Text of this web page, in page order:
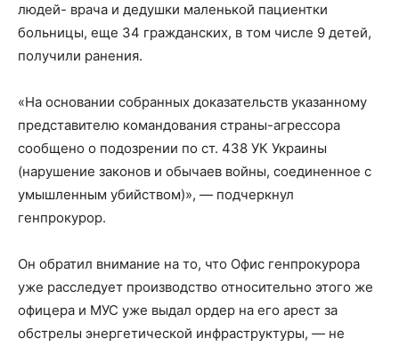
людей- врача и дедушки маленькой пациентки
больницы, еще 34 гражданских, в том числе 9 детей,
получили ранения.
«На основании собранных доказательств указанному
представителю командования страны-агрессора
сообщено о подозрении по ст. 438 УК Украины
(нарушение законов и обычаев войны, соединенное с
умышленным убийством)», — подчеркнул
генпрокурор.
Он обратил внимание на то, что Офис генпрокурора
уже расследует производство относительно этого же
офицера и МУС уже выдал ордер на его арест за
обстрелы энергетической инфраструктуры, — не